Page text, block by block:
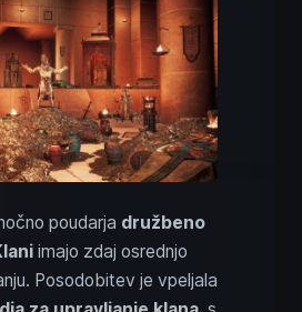
poudarja družbeno
imajo zdaj osrednjo
Posodobitev je vpeljala